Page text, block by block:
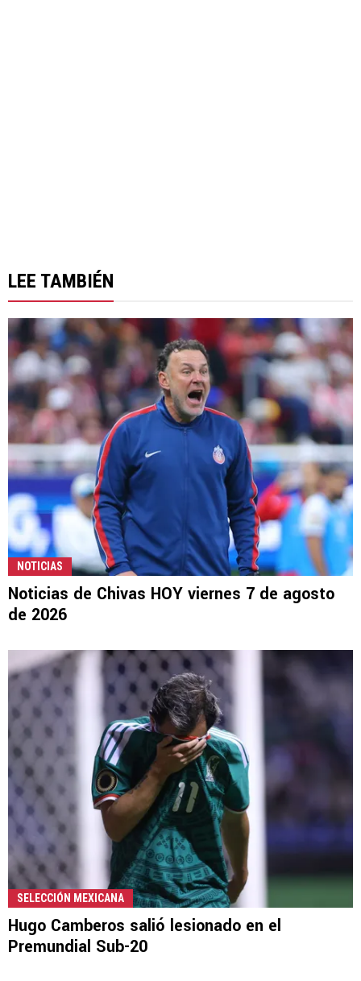
LEE TAMBIÉN
NOTICIAS
Noticias de Chivas HOY viernes 7 de agosto
de 2026
SELECCIÓN MEXICANA
Hugo Camberos salió lesionado en el
Premundial Sub-20